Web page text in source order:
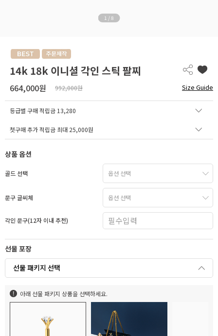
1 /8
14k 18k 이니셜 각인 스틱 팔찌
664,000원 992,000원 Size Guide
등급별 구매 적립금 13,280
첫구매 추가 적립금 최대 25,000원
상품 옵션
골드 선택
문구 글씨체
각인 문구(12자 이내 추천)
선물 포장
선물 패키지 선택
아래 선물 패키지 상품을 선택하세요.